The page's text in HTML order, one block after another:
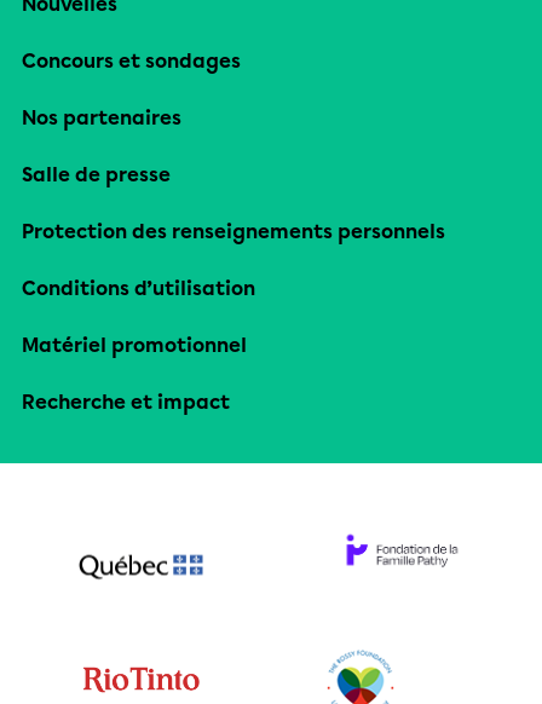
Concours et sondages
Nos partenaires
Salle de presse
Protection des renseignements personnels
Conditions d’utilisation
Matériel promotionnel
Recherche et impact